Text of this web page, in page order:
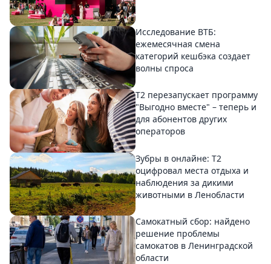
Исследование ВТБ:
ежемесячная смена
категорий кешбэка создает
волны спроса
Т2 перезапускает программу
"Выгодно вместе" – теперь и
для абонентов других
операторов
Зубры в онлайне: Т2
оцифровал места отдыха и
наблюдения за дикими
животными в Ленобласти
Самокатный сбор: найдено
решение проблемы
самокатов в Ленинградской
области